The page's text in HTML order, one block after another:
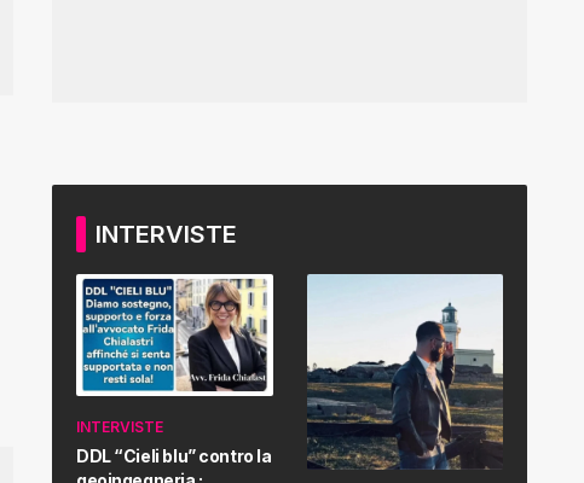
INTERVISTE
INTERVISTE
DDL “Cieli blu” contro la